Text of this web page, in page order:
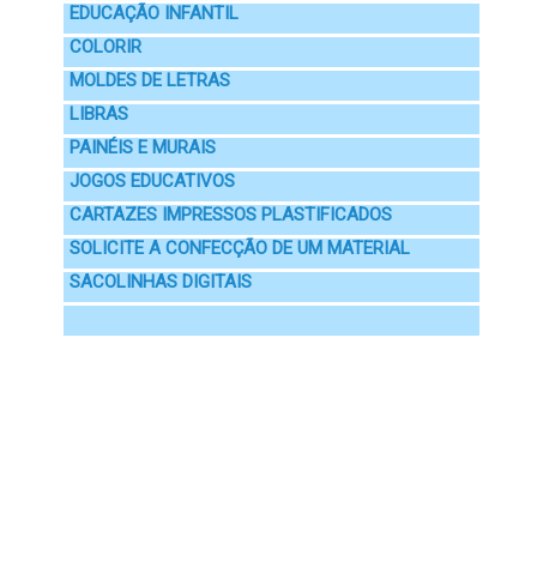
EDUCAÇÃO INFANTIL
COLORIR
MOLDES DE LETRAS
LIBRAS
PAINÉIS E MURAIS
JOGOS EDUCATIVOS
CARTAZES IMPRESSOS PLASTIFICADOS
SOLICITE A CONFECÇÃO DE UM MATERIAL
SACOLINHAS DIGITAIS